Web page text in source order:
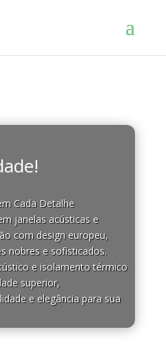
Cada Detalhe
janelas acústicas e
com design europeu,
nobres e sofisticados.
e isolamento térmico
superior,
e elegância para sua